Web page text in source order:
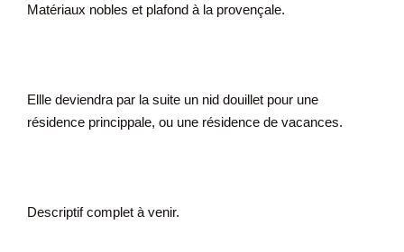
Matériaux nobles et plafond à la provençale.
Ellle deviendra par la suite un nid douillet pour une
résidence princippale, ou une résidence de vacances.
Descriptif complet à venir.